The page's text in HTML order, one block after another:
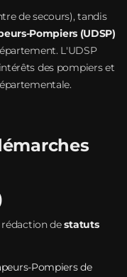
de secours), tandis
Pompiers (UDSP)
L'UDSP
des pompiers et
rédaction destatuts
Pompiers de